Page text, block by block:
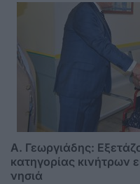
A. Γεωργιάδης:
κατηγορίας κινήτρων
νησιά